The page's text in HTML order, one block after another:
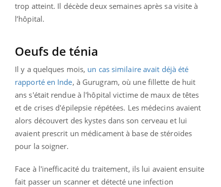
trop atteint. Il décède deux semaines après sa visite à
l’hôpital.
Oeufs de ténia
Il y a quelques mois, un cas similaire avait déjà été
rapporté en Inde, à Gurugram, où une fillette de huit
ans s'était rendue à l'hôpital victime de maux de têtes
et de crises d'épilepsie répétées. Les médecins avaient
alors découvert des kystes dans son cerveau et lui
avaient prescrit un médicament à base de stéroïdes
pour la soigner.
Face à l'inefficacité du traitement, ils lui avaient ensuite
fait passer un scanner et détecté une infection